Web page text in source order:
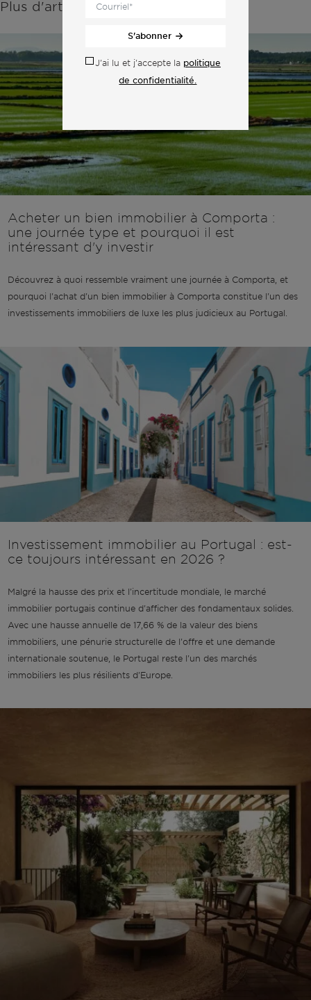
Plus d'articles de la même catégorie :
Acheter un bien immobilier à Comporta :
une journée type et pourquoi il est
intéressant d'y investir
Découvrez à quoi ressemble vraiment une journée à Comporta, et
pourquoi l'achat d'un bien immobilier à Comporta constitue l'un des
investissements immobiliers de luxe les plus judicieux au Portugal.
Investissement immobilier au Portugal : est-
ce toujours intéressant en 2026 ?
Malgré la hausse des prix et l'incertitude mondiale, le marché
immobilier portugais continue d'afficher des fondamentaux solides.
Avec une hausse annuelle de 17,66 % de la valeur des biens
immobiliers, une pénurie structurelle de l'offre et une demande
internationale soutenue, le Portugal reste l'un des marchés
immobiliers les plus résilients d'Europe.
S'abonner
J'ai lu et j'accepte la politique
de confidentialité.